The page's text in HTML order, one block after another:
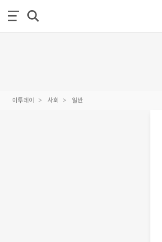
이투데이 사회 일반